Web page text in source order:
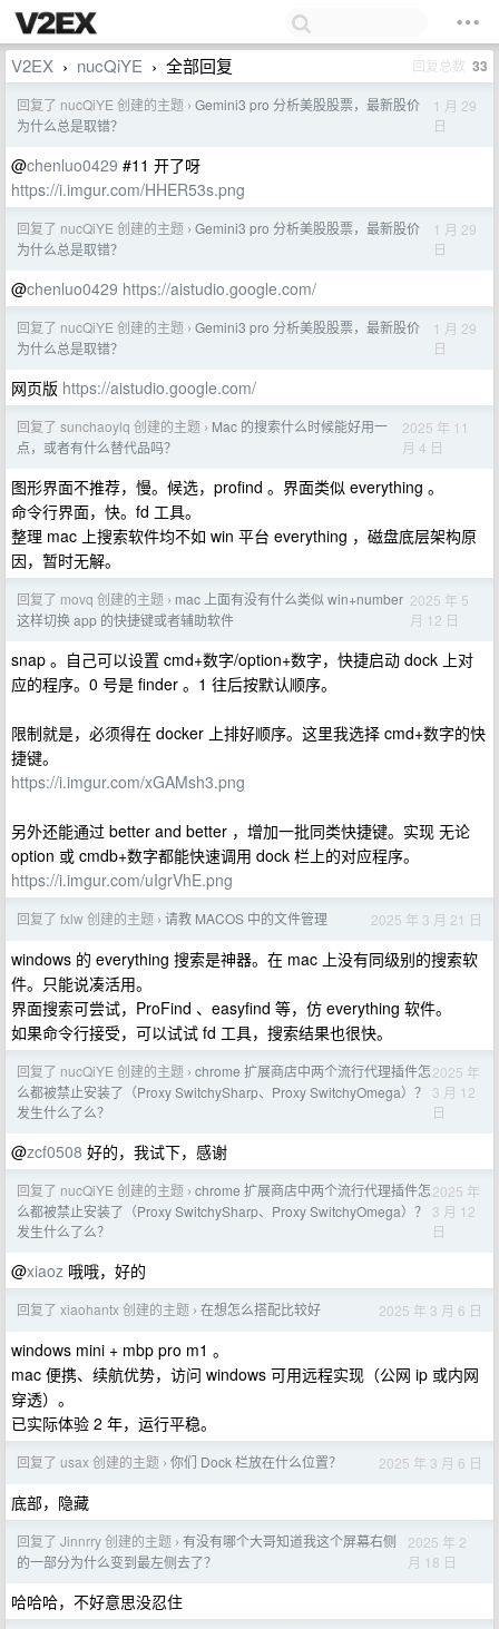
V2EX › nucQiYE › 全部回复 回复总数 33
回复了 nucQiYE 创建的主题 › Gemini3 pro 分析美股股票，最新股价
为什么总是取错？
1 月 29
日
@chenluo0429 #11 开了呀
https://i.imgur.com/HHER53s.png
回复了 nucQiYE 创建的主题 › Gemini3 pro 分析美股股票，最新股价
为什么总是取错？
1 月 29
日
@chenluo0429 https://aistudio.google.com/
回复了 nucQiYE 创建的主题 › Gemini3 pro 分析美股股票，最新股价
为什么总是取错？
1 月 29
日
网页版 https://aistudio.google.com/
回复了 sunchaoylq 创建的主题 › Mac 的搜索什么时候能好用一
点，或者有什么替代品吗？
2025 年 11
月 4 日
图形界面不推荐，慢。候选，profind 。界面类似 everything 。
命令行界面，快。fd 工具。
整理 mac 上搜索软件均不如 win 平台 everything ，磁盘底层架构原
因，暂时无解。
回复了 movq 创建的主题 › mac 上面有没有什么类似 win+number
这样切换 app 的快捷键或者辅助软件
2025 年 5
月 12 日
snap 。自己可以设置 cmd+数字/option+数字，快捷启动 dock 上对
应的程序。0 号是 finder 。1 往后按默认顺序。
限制就是，必须得在 docker 上排好顺序。这里我选择 cmd+数字的快
捷键。
https://i.imgur.com/xGAMsh3.png
另外还能通过 better and better ，增加一批同类快捷键。实现 无论
option 或 cmdb+数字都能快速调用 dock 栏上的对应程序。
https://i.imgur.com/uIgrVhE.png
回复了 fxlw 创建的主题 › 请教 MACOS 中的文件管理 2025 年 3 月 21 日
windows 的 everything 搜索是神器。在 mac 上没有同级别的搜索软
件。只能说凑活用。
界面搜索可尝试，ProFind 、easyfind 等，仿 everything 软件。
如果命令行接受，可以试试 fd 工具，搜索结果也很快。
回复了 nucQiYE 创建的主题 › chrome 扩展商店中两个流行代理插件怎
么都被禁止安装了（Proxy SwitchySharp、Proxy SwitchyOmega）？
发生什么了么？
2025 年
3 月 12
日
@zcf0508 好的，我试下，感谢
回复了 nucQiYE 创建的主题 › chrome 扩展商店中两个流行代理插件怎
么都被禁止安装了（Proxy SwitchySharp、Proxy SwitchyOmega）？
发生什么了么？
2025 年
3 月 12
日
@xiaoz 哦哦，好的
回复了 xiaohantx 创建的主题 › 在想怎么搭配比较好 2025 年 3 月 6 日
windows mini + mbp pro m1 。
mac 便携、续航优势，访问 windows 可用远程实现（公网 ip 或内网
穿透）。
已实际体验 2 年，运行平稳。
回复了 usax 创建的主题 › 你们 Dock 栏放在什么位置？ 2025 年 3 月 6 日
底部，隐藏
回复了 Jinnrry 创建的主题 › 有没有哪个大哥知道我这个屏幕右侧
的一部分为什么变到最左侧去了？
2025 年 2
月 18 日
哈哈哈，不好意思没忍住